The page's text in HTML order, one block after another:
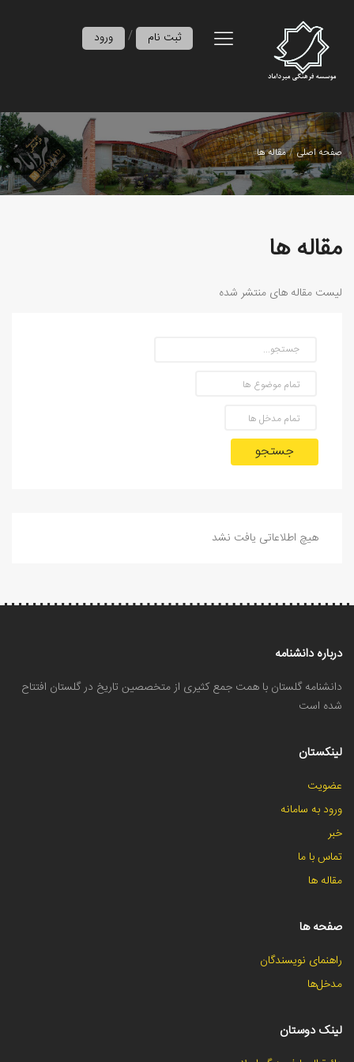
ورود / ثبت نام
صفحه اصلی مقاله ها
مقاله ها
لیست مقاله های منتشر شده
جستجو
هیچ اطلاعاتی یافت نشد
درباره دانشنامه
دانشنامه گلستان با همت جمع کثیری از متخصصین تاریخ در گلستان افتتاح
شده است
لینکستان
عضویت
ورود به سامانه
خبر
تماس با ما
مقاله ها
صفحه ها
راهنمای نویسندگان
مدخل‌ها
لینک دوستان